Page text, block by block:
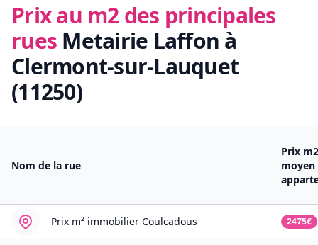
Prix au m2 des principales
rues Metairie Laffon à
Clermont-sur-Lauquet
(11250)
Nom de la rue
Prix m2
moyen
Prix m² immobilier Coulcadous 2475€